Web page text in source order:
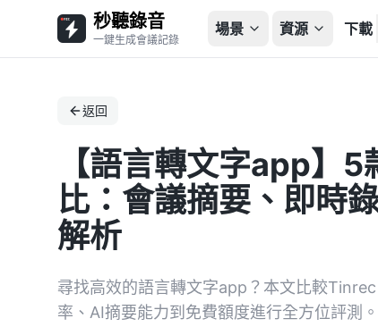
秒聽錄音
一鍵生成會議記錄
場景 資源 下載
返回
【語言轉文字app】
比：會議摘要、即時
解析
尋找高效的語言轉文字app？本文比較
率、AI摘要能力到免費額度進行全方位評測